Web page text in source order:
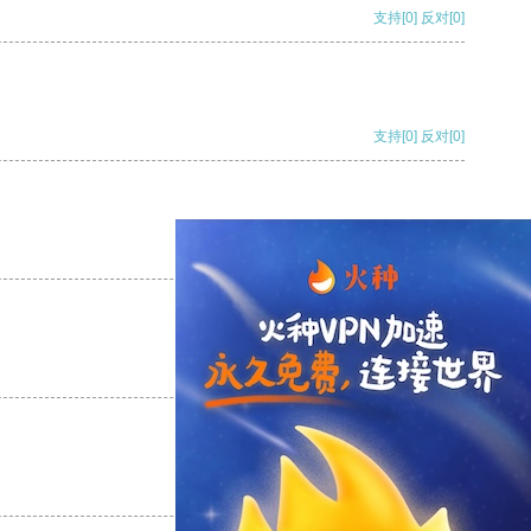
支持[0] 反对[0]
支持[0] 反对[0]
支持 [0] 反对[0]
支持[0] 反对